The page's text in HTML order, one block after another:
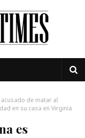
de matar al
en su casa en Virginia
es